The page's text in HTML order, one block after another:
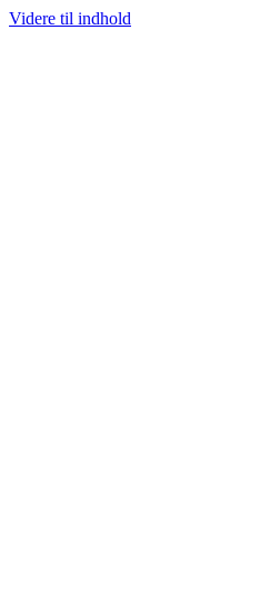
Videre til indhold